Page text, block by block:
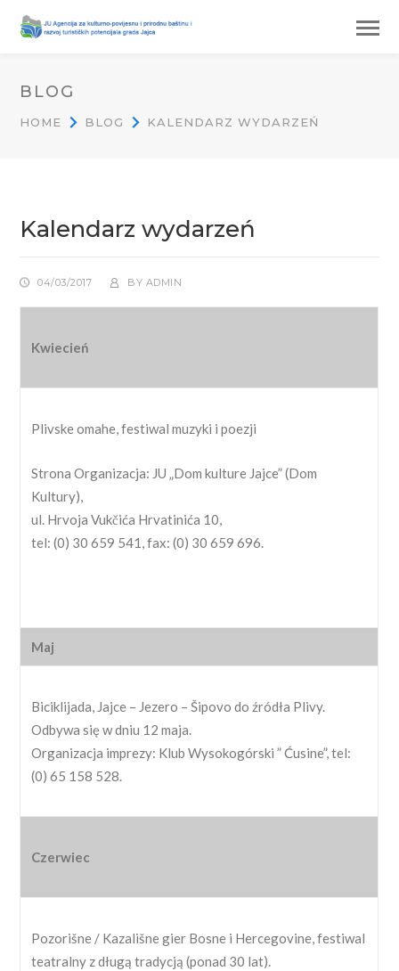
BLOG
HOME BLOG KALENDARZ WYDARZEŃ
Kalendarz wydarzeń
04/03/2017 BY ADMIN
Kwiecień
Plivske omahe, festiwal muzyki i poezji
Strona Organizacja: JU „Dom kulture Jajce” (Dom
Kultury),
ul. Hrvoja Vukčića Hrvatinića 10,
tel: (0) 30 659 541, fax: (0) 30 659 696.
Maj
Biciklijada, Jajce – Jezero – Šipovo do źródła Plivy.
Odbywa się w dniu 12 maja.
Organizacja imprezy: Klub Wysokogórski ” Ćusine”, tel:
(0) 65 158 528.
Czerwiec
Pozorišne / Kazališne gier Bosne i Hercegovine, festiwal
teatralny z długą tradycją (ponad 30 lat).